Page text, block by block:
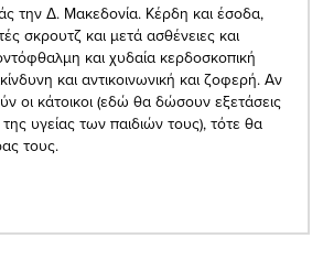
την Δ. Μακεδονία. Κέρδη και έσοδα,
σκρουτζ και μετά ασθένειες και
και χυδαία κερδοσκοπική
και αντικοινωνική και ζοφερή. Αν
οι κάτοικοι (εδώ θα δώσουν εξετάσεις
υγείας των παιδιών τους), τότε θα
τους.